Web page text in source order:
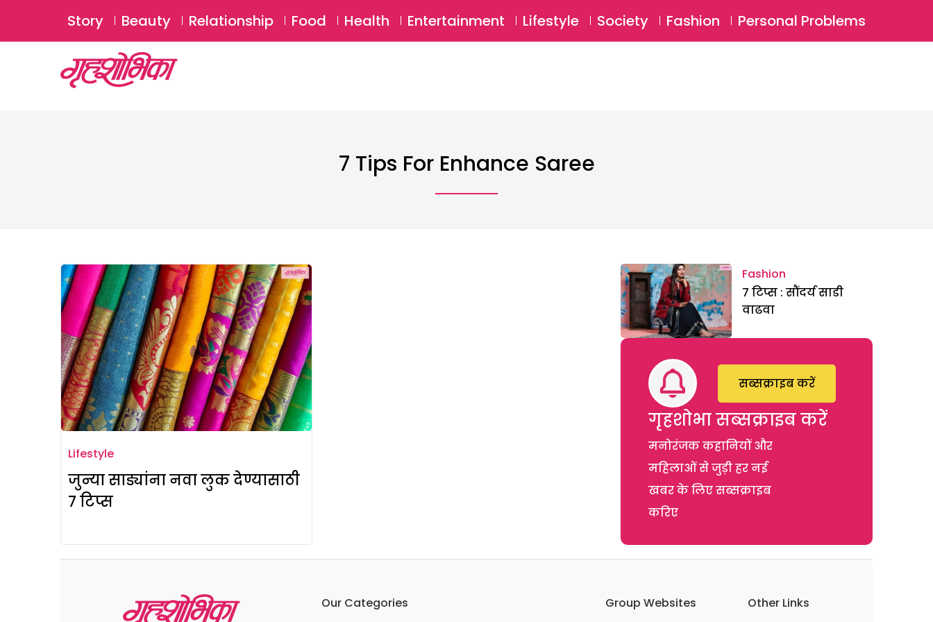
SUBSCRIBE Login ⚲
Story Beauty Relationship Food Health Entertainment Lifestyle Society Fashion Personal Problems
7 Tips For Enhance Saree
Lifestyle
जुन्या साड्यांना नवा लुक देण्यासाठी
7 टिप्स
Fashion
7 टिप्स : सौंदर्य साडी
वाढवा
गृहशोभा सब्सक्राइब करें
मनोरंजक कहानियों और
महिलाओं से जुड़ी हर नई
खबर के लिए सब्सक्राइब
करिए
सब्सक्राइब करें
Our Categories Group Websites Other Links